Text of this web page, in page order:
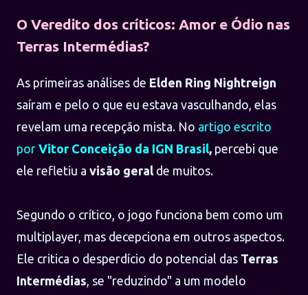
O Veredito dos críticos: Amor e Ódio nas
Terras Intermédias?
As primeiras análises de Elden Ring Nightreign
saíram e pelo o que eu estava vasculhando, elas
revelam uma recepção mista. No artigo escrito
por Vitor Conceição da IGN Brasil, percebi que
ele refletiu a visão geral de muitos.
Segundo o crítico, o jogo funciona bem como um
multiplayer, mas decepciona em outros aspectos.
Ele critica o desperdício do potencial das Terras
Intermédias, se "reduzindo" a um modelo